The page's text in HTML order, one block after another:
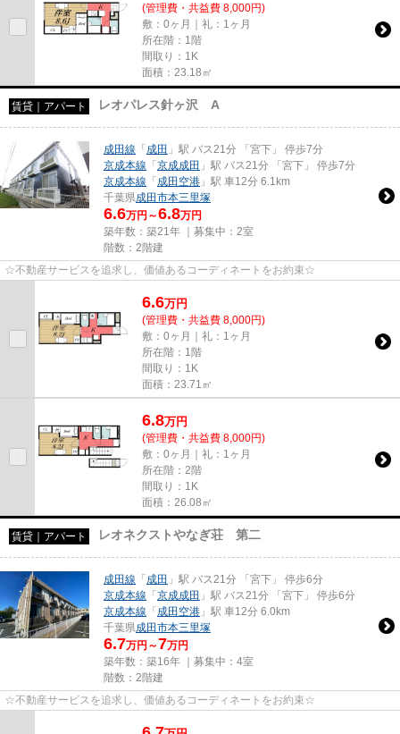
(管理費・共益費 8,000円)
敷：0ヶ月｜礼：1ヶ月
所在階：1階
間取り：1K
面積：23.18㎡
賃貸｜アパート レオパレス針ヶ沢 A
成田線 「成田 」駅 バス21分 「宮下」 停歩7分
京成本線 「京成成田 」駅 バス21分 「宮下」 停歩7分
京成本線 「成田空港 」駅 車12分 6.1km
千葉県成田市本三里塚
6.6万円～6.8万円
築年数：築21年 ｜募集中： 2室
階数：2階建
☆不動産サービスを追求し、価値あるコーディネートをお約束☆
6.6万円
(管理費・共益費 8,000円)
敷：0ヶ月｜礼：1ヶ月
所在階：1階
間取り：1K
面積：23.71㎡
6.8万円
(管理費・共益費 8,000円)
敷：0ヶ月｜礼：1ヶ月
所在階：2階
間取り：1K
面積：26.08㎡
賃貸｜アパート レオネクストやなぎ荘 第二
成田線 「成田 」駅 バス21分 「宮下」 停歩6分
京成本線 「京成成田 」駅 バス21分 「宮下」 停歩6分
京成本線 「成田空港 」駅 車12分 6.0km
千葉県成田市本三里塚
6.7万円～7万円
築年数：築16年 ｜募集中： 4室
階数：2階建
☆不動産サービスを追求し、価値あるコーディネートをお約束☆